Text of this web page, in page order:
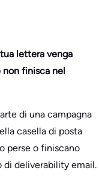
lettera venga
non finisca nel
di una campagna
casella di posta
perse o finiscano
di deliverability email.